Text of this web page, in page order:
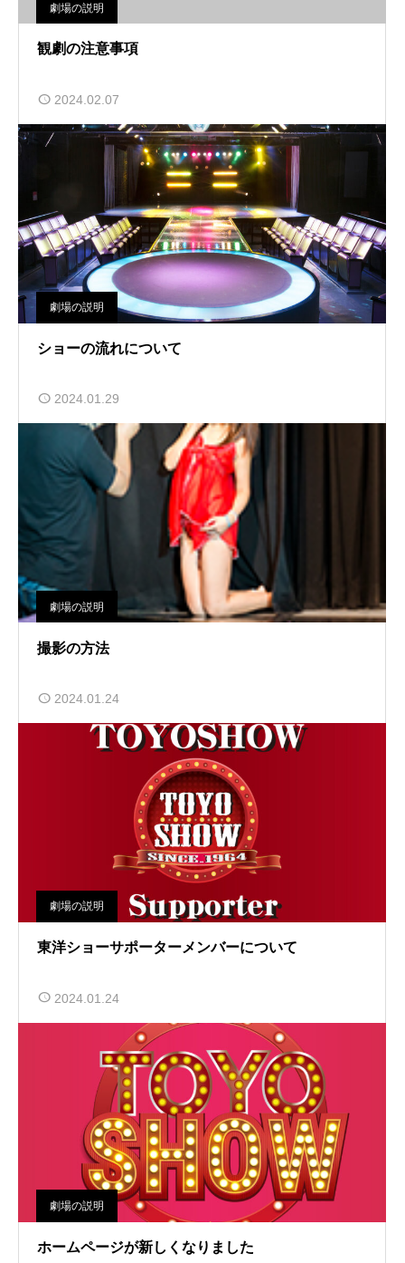
劇場の説明
観劇の注意事項
2024.02.07
劇場の説明
ショーの流れについて
2024.01.29
劇場の説明
撮影の方法
2024.01.24
劇場の説明
東洋ショーサポーターメンバーについて
2024.01.24
劇場の説明
ホームページが新しくなりました